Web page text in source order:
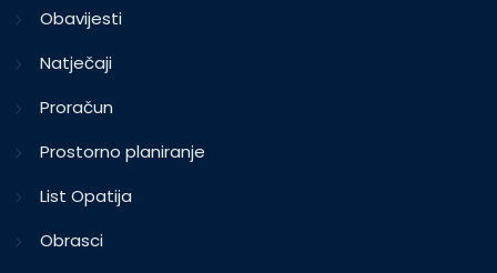
Obavijesti
Natječaji
Proračun
Prostorno planiranje
List Opatija
Obrasci